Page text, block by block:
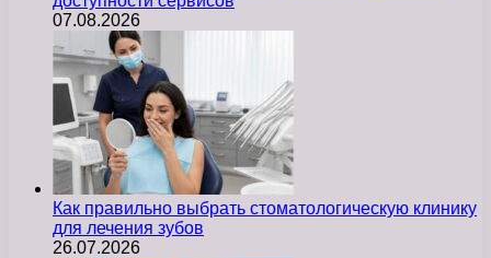
07.08.2026
Как правильно выбрать стоматологическую клинику
для лечения зубов
26.07.2026